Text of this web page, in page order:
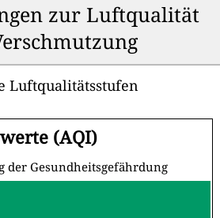
zur Luftqualität
Luftqualitätsstufen
(AQI)
der Gesundheitsgefährdung